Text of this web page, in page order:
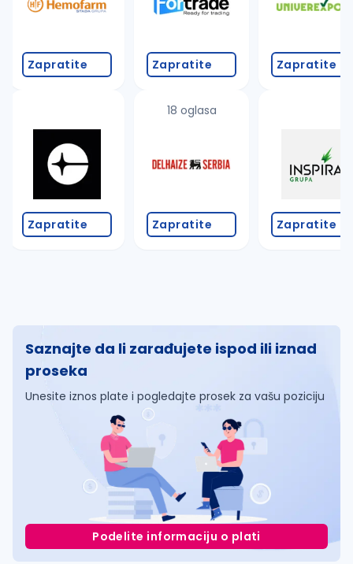
Zapratite
Zapratite
Zapratite
18 oglasa
Zapratite
Zapratite
Zapratite
Saznajte da li zarađujete ispod ili iznad
proseka
Unesite iznos plate i pogledajte prosek za vašu poziciju
Podelite informaciju o plati